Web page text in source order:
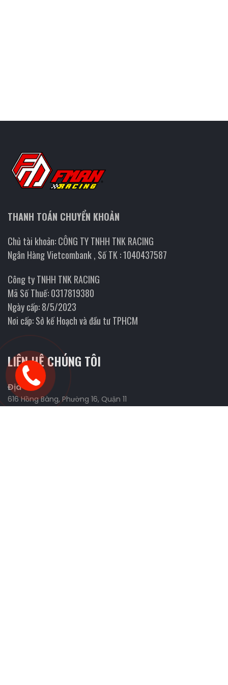
THANH TOÁN CHUYỂN KHOẢN
Chủ tài khoản: CÔNG TY TNHH TNK RACING
Ngân Hàng Vietcombank , Số TK : 1040437587
Công ty TNHH TNK RACING
Mã Số Thuế: 0317819380
Ngày cấp: 8/5/2023
Nơi cấp: Sở kế Hoạch và đầu tư TPHCM
LIÊN HỆ CHÚNG TÔI
Địa chỉ
616 Hồng Bàng, Phường 16, Quận 11